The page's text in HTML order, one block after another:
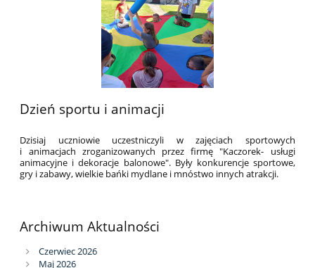
Dzień sportu i animacji
Dzisiaj uczniowie uczestniczyli w zajęciach sportowych
i animacjach zroganizowanych przez firmę "Kaczorek- usługi
animacyjne i dekoracje balonowe". Były konkurencje sportowe,
gry i zabawy, wielkie bańki mydlane i mnóstwo innych atrakcji.
Archiwum Aktualności
Czerwiec 2026
Maj 2026